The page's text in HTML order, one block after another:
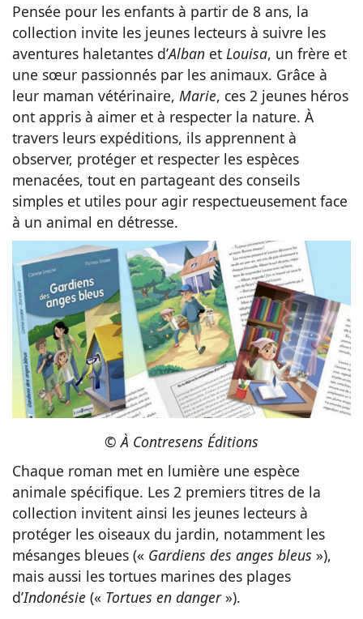
Pensée pour les enfants à partir de 8 ans, la
collection invite les jeunes lecteurs à suivre les
aventures haletantes d’Alban et Louisa, un frère et
une sœur passionnés par les animaux. Grâce à
leur maman vétérinaire, Marie, ces 2 jeunes héros
ont appris à aimer et à respecter la nature. À
travers leurs expéditions, ils apprennent à
observer, protéger et respecter les espèces
menacées, tout en partageant des conseils
simples et utiles pour agir respectueusement face
à un animal en détresse.
©À Contresens Éditions
Chaque roman met en lumière une espèce
animale spécifique. Les 2 premiers titres de la
collection invitent ainsi les jeunes lecteurs à
protéger les oiseaux du jardin, notamment les
mésanges bleues (« Gardiens des anges bleus »),
mais aussi les tortues marines des plages
d’Indonésie (« Tortues en danger»).